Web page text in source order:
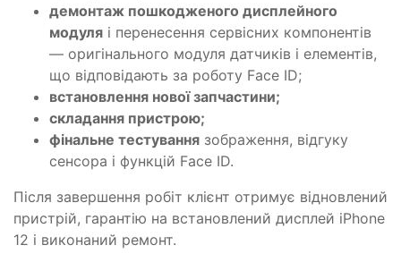
демонтаж пошкодженого дисплейного
модуля і перенесення сервісних компонентів
— оригінального модуля датчиків і елементів,
що відповідають за роботу Face ID;
встановлення нової запчастини;
складання пристрою;
фінальне тестування зображення, відгуку
сенсора і функцій Face ID.
Після завершення робіт клієнт отримує відновлений
пристрій, гарантію на встановлений дисплей iPhone
12 і виконаний ремонт.